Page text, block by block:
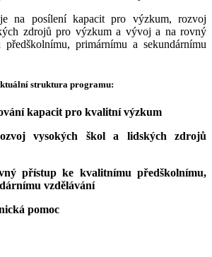
na posílení kapacit pro výzkum, rozvoj
zdrojů pro výzkum a vývoj a na rovný
primárnímu a sekundárnímu
struktura programu:
kapacit pro kvalitní výzkum
vysokých škol a lidských zdrojů
přístup ke kvalitnímu předškolnímu,
vzdělávání
pomoc